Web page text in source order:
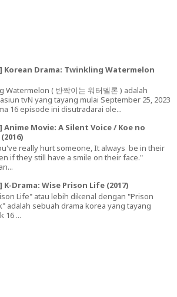
Korean Drama: Twinkling Watermelon
Watermelon ( 반짝이는 워터멜론 ) adalah
tvN yang tayang mulai September 25, 2023
16 episode ini disutradarai ole...
Anime Movie: A Silent Voice / Koe no
really hurt someone, It always be in their
if they still have a smile on their face."
K-Drama: Wise Prison Life (2017)
Life" atau lebih dikenal dengan "Prison
adalah sebuah drama korea yang tayang
16 ...